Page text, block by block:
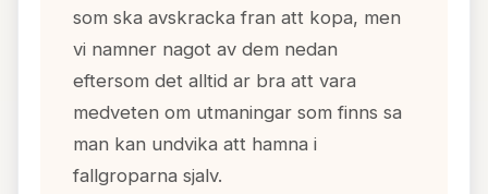
som ska avskracka fran att kopa, men
vi namner nagot av dem nedan
eftersom det alltid ar bra att vara
medveten om utmaningar som finns sa
man kan undvika att hamna i
fallgroparna sjalv.